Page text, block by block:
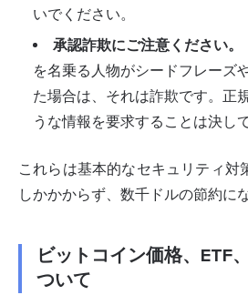
いでください。
承認詐欺にご注意ください。
を名乗る人物がシードフレーズ
た場合は、それは詐欺です。正
うな情報を要求することは決し
これらは基本的なセキュリティ対
しかかからず、数千ドルの節約に
ビットコイン価格、ETF
ついて